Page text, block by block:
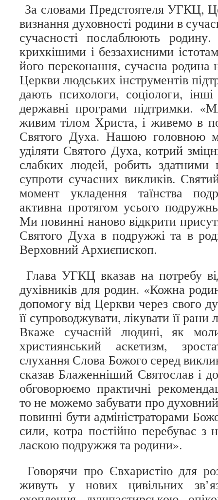
За словами Предстоятеля УГКЦ,
визнання духовності родини в
сучасності послаблюють
крихкішими і беззахисними
його переконання, сучасна родина
Церкви людських інструментів
дають психологи, соціологи,
державні програми підтримки.
живим тілом Христа, і живемо в
Святого Духа. Нашою головною
уділяти Святого Духа, котрий
слабких людей, робить здатними
супроти сучасних викликів.
момент укладення таїнства
активна протягом усього
Ми повинні наново відкрити
Святого Духа в подружжі та в
Верховний Архиєпископ.
Глава УГКЦ вказав на потребу
духівників для родин. «Кожна
допомогу від Церкви через свого
її супроводжувати, лікувати її
Вкаже сучасній людині, як
християнський аскетизм,
слухання Слова Божого серед
сказав Блаженніший Святослав і
обговорюємо практичні
то не можемо забувати про
повинні бути адміністраторами
сили, котра постійно перебуває з
ласкою подружжя та родини».
Говорячи про Євхаристію для
живуть у нових цивільних